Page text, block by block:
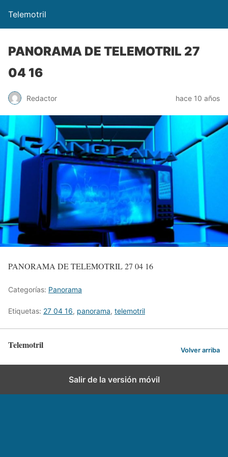
Telemotril
PANORAMA DE TELEMOTRIL 27
04 16
Redactor hace 10 años
PANORAMA DE TELEMOTRIL 27 04 16
Categorías: Panorama
Etiquetas: 27 04 16, panorama, telemotril
Telemotril Volver arriba
Salir de la versión móvil